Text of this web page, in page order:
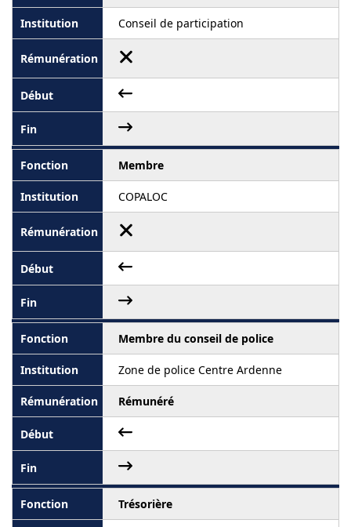
Conseil de participation
Membre
COPALOC
Membre du conseil de police
Zone de police Centre Ardenne
Rémunéré
Trésorière